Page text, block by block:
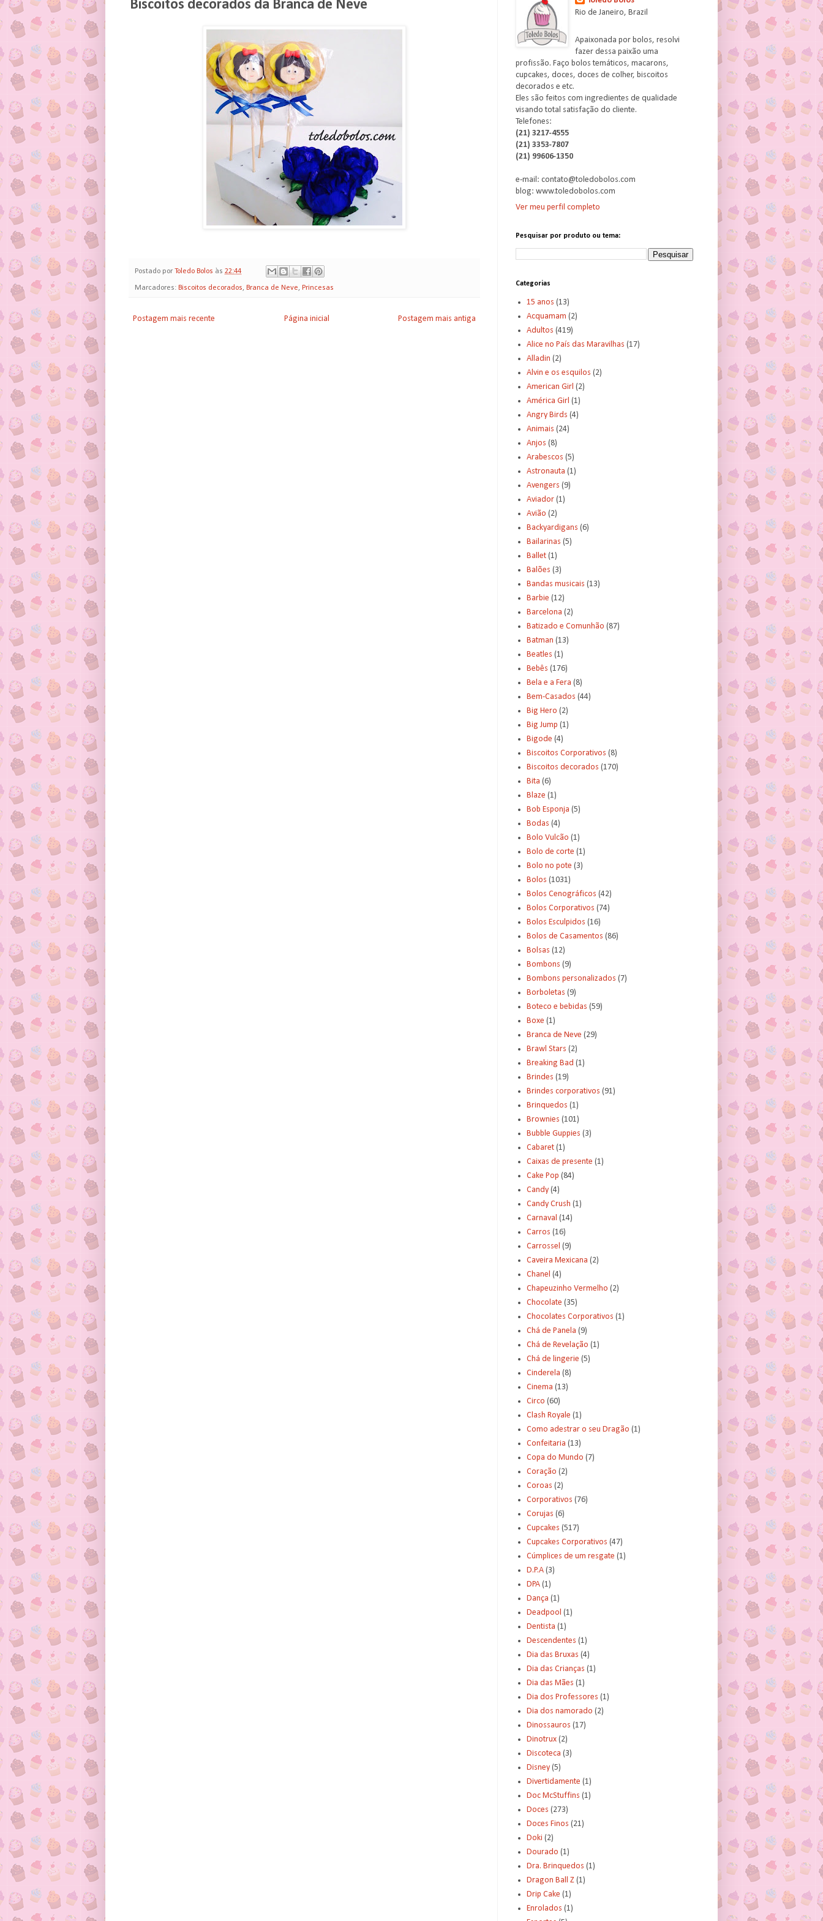
Biscoitos decorados da Branca de Neve
Postado por Toledo Bolos às 22:44
Marcadores: Biscoitos decorados, Branca de Neve, Princesas
Postagem mais recente Postagem mais antiga
Página inicial
Rio de Janeiro, Brazil
Apaixonada por bolos, resolvi
fazer dessa paixão uma
profissão. Faço bolos temáticos, macarons,
cupcakes, doces, doces de colher, biscoitos
decorados e etc.
Eles são feitos com ingredientes de qualidade
visando total satisfação do cliente.
Telefones:
(21) 3217-4555
(21) 3353-7807
(21) 99606-1350
e-mail: contato@toledobolos.com
blog: www.toledobolos.com
Ver meu perfil completo
Pesquisar por produto ou tema:
Categorias
15 anos (13)
Acquamam (2)
Adultos (419)
Alice no País das Maravilhas (17)
Alladin (2)
Alvin e os esquilos (2)
American Girl (2)
América Girl (1)
Angry Birds (4)
Animais (24)
Anjos (8)
Arabescos (5)
Astronauta (1)
Avengers (9)
Aviador (1)
Avião (2)
Backyardigans (6)
Bailarinas (5)
Ballet (1)
Balões (3)
Bandas musicais (13)
Barbie (12)
Barcelona (2)
Batizado e Comunhão (87)
Batman (13)
Beatles (1)
Bebês (176)
Bela e a Fera (8)
Bem-Casados (44)
Big Hero (2)
Big Jump (1)
Bigode (4)
Biscoitos Corporativos (8)
Biscoitos decorados (170)
Bita (6)
Blaze (1)
Bob Esponja (5)
Bodas (4)
Bolo Vulcão (1)
Bolo de corte (1)
Bolo no pote (3)
Bolos (1031)
Bolos Cenográficos (42)
Bolos Corporativos (74)
Bolos Esculpidos (16)
Bolos de Casamentos (86)
Bolsas (12)
Bombons (9)
Bombons personalizados (7)
Borboletas (9)
Boteco e bebidas (59)
Boxe (1)
Branca de Neve (29)
Brawl Stars (2)
Breaking Bad (1)
Brindes (19)
Brindes corporativos (91)
Brinquedos (1)
Brownies (101)
Bubble Guppies (3)
Cabaret (1)
Caixas de presente (1)
Cake Pop (84)
Candy (4)
Candy Crush (1)
Carnaval (14)
Carros (16)
Carrossel (9)
Caveira Mexicana (2)
Chanel (4)
Chapeuzinho Vermelho (2)
Chocolate (35)
Chocolates Corporativos (1)
Chá de Panela (9)
Chá de Revelação (1)
Chá de lingerie (5)
Cinderela (8)
Cinema (13)
Circo (60)
Clash Royale (1)
Como adestrar o seu Dragão (1)
Confeitaria (13)
Copa do Mundo (7)
Coração (2)
Coroas (2)
Corporativos (76)
Corujas (6)
Cupcakes (517)
Cupcakes Corporativos (47)
Cúmplices de um resgate (1)
D.P.A (3)
DPA (1)
Dança (1)
Deadpool (1)
Dentista (1)
Descendentes (1)
Dia das Bruxas (4)
Dia das Crianças (1)
Dia das Mães (1)
Dia dos Professores (1)
Dia dos namorado (2)
Dinossauros (17)
Dinotrux (2)
Discoteca (3)
Disney (5)
Divertidamente (1)
Doc McStuffins (1)
Doces (273)
Doces Finos (21)
Doki (2)
Dourado (1)
Dra. Brinquedos (1)
Dragon Ball Z (1)
Drip Cake (1)
Enrolados (1)